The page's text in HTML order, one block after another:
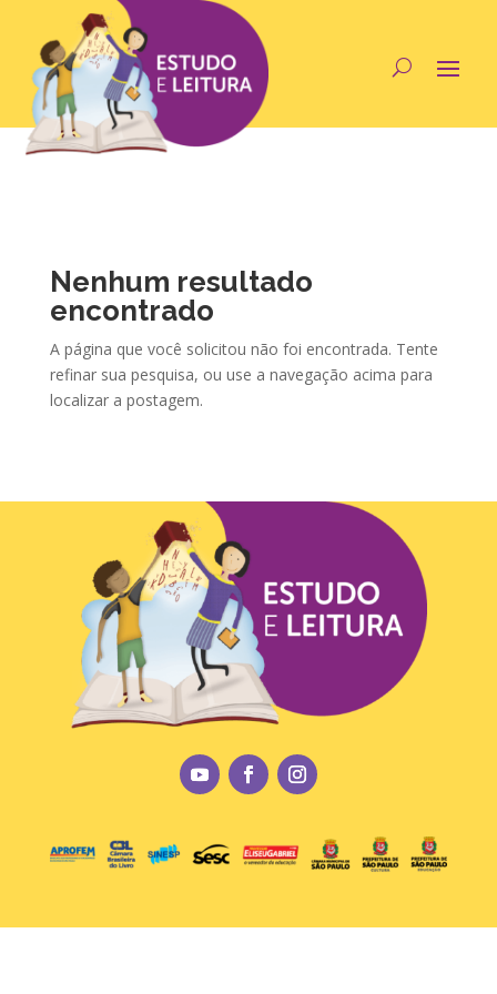
Nenhum resultado
encontrado
A página que você solicitou não foi encontrada. Tente
refinar sua pesquisa, ou use a navegação acima para
localizar a postagem.